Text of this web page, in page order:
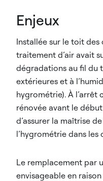
Enjeux
Installée sur le toit des
traitement d’air avait
dégradations au fil du
extérieures et à
hygrométrie). À
rénovée avant le
d’assurer la maîtrise
l’hygrométrie dans les
Le remplacement par
envisageable en